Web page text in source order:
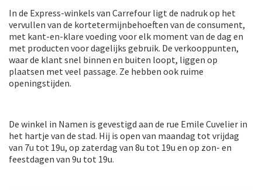
In de Express-winkels van Carrefour ligt de nadruk op het
vervullen van de kortetermijnbehoeften van de consument,
met kant-en-klare voeding voor elk moment van de dag en
met producten voor dagelijks gebruik. De verkooppunten,
waar de klant snel binnen en buiten loopt, liggen op
plaatsen met veel passage. Ze hebben ook ruime
openingstijden.
De winkel in Namen is gevestigd aan de rue Emile Cuvelier in
het hartje van de stad. Hij is open van maandag tot vrijdag
van 7u tot 19u, op zaterdag van 8u tot 19u en op zon- en
feestdagen van 9u tot 19u.